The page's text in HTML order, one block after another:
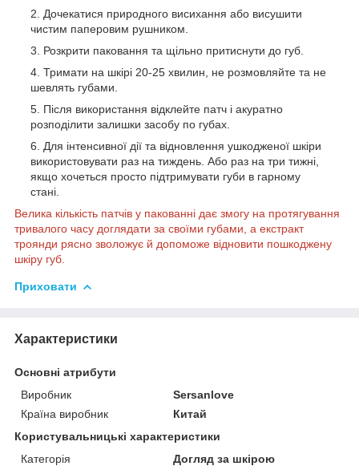
Дочекатися природного висихання або висушити
чистим паперовим рушником.
Розкрити паковання та щільно притиснути до губ.
Тримати на шкірі 20-25 хвилин, не розмовляйте та не
шевлять губами.
Після використання відклейте патч і акуратно
розподілити залишки засобу по губах.
Для інтенсивної дії та відновлення ушкодженої шкіри
використовувати раз на тиждень. Або раз на три тижні,
якщо хочеться просто підтримувати губи в гарному
стані.
Велика кількість патчів у пакованні дає змогу на протягування
тривалого часу доглядати за своїми губами, а екстракт
троянди рясно зволожує й допоможе відновити пошкоджену
шкіру губ.
Приховати
Характеристики
Основні атрибути
Виробник
Sersanlove
Країна виробник
Китай
Користувальницькі характеристики
Категорія
Догляд за шкірою